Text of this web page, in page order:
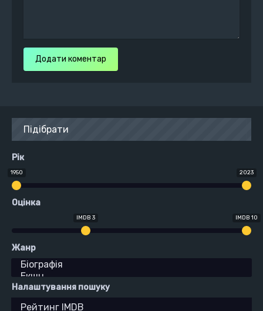
Додати коментар
Підібрати
Рік
1950 2023
Оцінка
IMDB 3 IMDB 10
Жанр
Налаштування пошуку